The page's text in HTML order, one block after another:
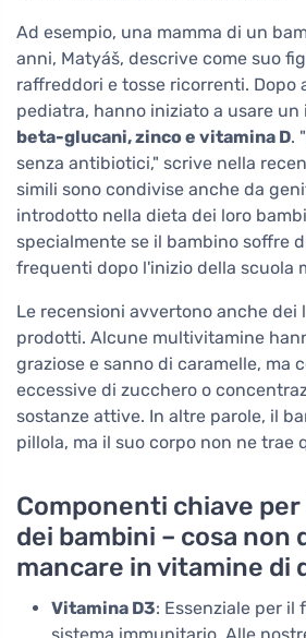
Ad esempio, una mamma di un
anni, Matyáš, descrive come suo
raffreddori e tosse ricorrenti. Dopo
pediatra, hanno iniziato a usare
beta-glucani, zinco e vitamina D.
senza antibiotici," scrive nella
simili sono condivise anche da
introdotto nella dieta dei loro
specialmente se il bambino soffre
frequenti dopo l'inizio della scuola
Le recensioni avvertono anche
prodotti. Alcune multivitamine
graziose e sanno di caramelle, ma
eccessive di zucchero o
sostanze attive. In altre parole, il
pillola, ma il suo corpo non ne trae
Componenti chiave
dei bambini – cosa non
mancare in vitamine di
Vitamina D3: Essenziale per il